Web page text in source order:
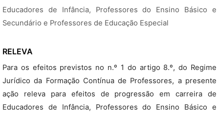
Educadores de Infância, Professores do Ensino Básico e
Secundário e Professores de Educação Especial
RELEVA
Para os efeitos previstos no n.º 1 do artigo 8.º, do Regime
Jurídico da Formação Contínua de Professores, a presente
ação releva para efeitos de progressão em carreira de
Educadores de Infância, Professores do Ensino Básico e